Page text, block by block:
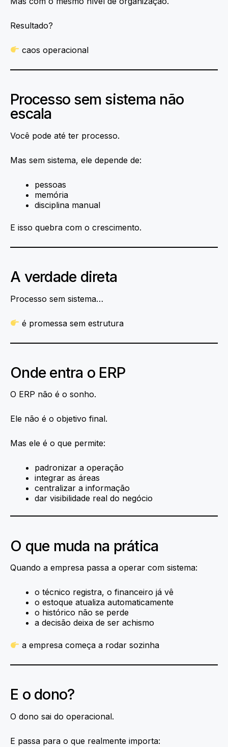
Resultado?
caos operacional
Processo sem sistema não
escala
Você pode até ter processo.
Mas sem sistema, ele depende de:
pessoas
memória
disciplina manual
E isso quebra com o crescimento.
A verdade direta
Processo sem sistema…
é promessa sem estrutura
Onde entra o ERP
O ERP não é o sonho.
Ele não é o objetivo final.
Mas ele é o que permite:
padronizar a operação
integrar as áreas
centralizar a informação
dar visibilidade real do negócio
O que muda na prática
Quando a empresa passa a operar com sistema:
o técnico registra, o financeiro já vê
o estoque atualiza automaticamente
o histórico não se perde
a decisão deixa de ser achismo
a empresa começa a rodar sozinha
E o dono?
O dono sai do operacional.
E passa para o que realmente importa: